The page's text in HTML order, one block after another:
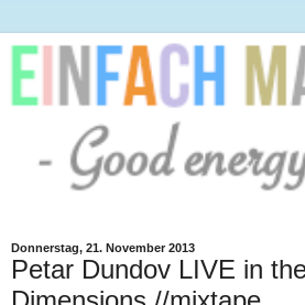
Donnerstag, 21. November 2013
Petar Dundov LIVE in